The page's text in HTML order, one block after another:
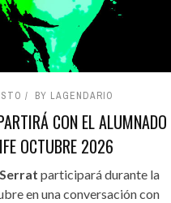
BY LAGENDARIO
CON EL ALUMNADO
OCTUBRE 2026
participará durante la
en una conversación con